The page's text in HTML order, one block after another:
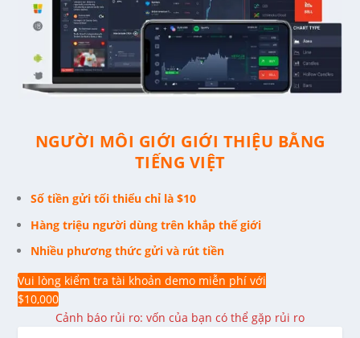
NGƯỜI MÔI GIỚI GIỚI THIỆU BẰNG
TIẾNG VIỆT
Số tiền gửi tối thiểu chỉ là $10
Hàng triệu người dùng trên khắp thế giới
Nhiều phương thức gửi và rút tiền
Vui lòng kiểm tra tài khoản demo miễn phí với
$10,000
Cảnh báo rủi ro: vốn của bạn có thể gặp rủi ro